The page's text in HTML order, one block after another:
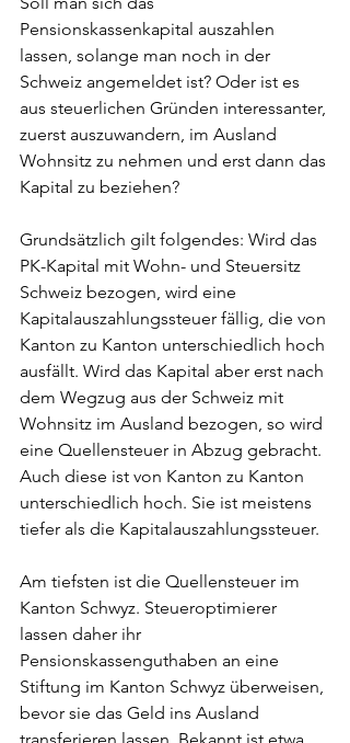
Pensionskassenkapital auszahlen
lassen, solange man noch in der
Schweiz angemeldet ist? Oder ist es
aus steuerlichen Gründen interessanter,
zuerst auszuwandern, im Ausland
Wohnsitz zu nehmen und erst dann das
Kapital zu beziehen?
Grundsätzlich gilt folgendes: Wird das
PK-Kapital mit Wohn- und Steuersitz
Schweiz bezogen, wird eine
Kapitalauszahlungssteuer fällig, die von
Kanton zu Kanton unterschiedlich hoch
ausfällt. Wird das Kapital aber erst nach
dem Wegzug aus der Schweiz mit
Wohnsitz im Ausland bezogen, so wird
eine Quellensteuer in Abzug gebracht.
Auch diese ist von Kanton zu Kanton
unterschiedlich hoch. Sie ist meistens
tiefer als die Kapitalauszahlungssteuer.
Am tiefsten ist die Quellensteuer im
Kanton Schwyz. Steueroptimierer
lassen daher ihr
Pensionskassenguthaben an eine
Stiftung im Kanton Schwyz überweisen,
bevor sie das Geld ins Ausland